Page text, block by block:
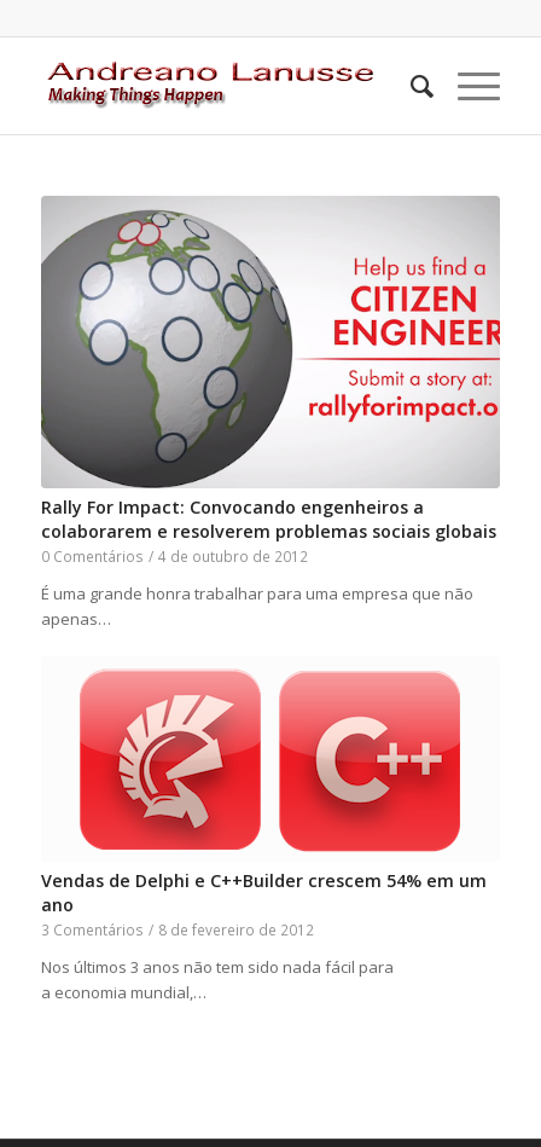
Rally For Impact: Convocando engenheiros a
colaborarem e resolverem problemas sociais globais
0 Comentários / 4 de outubro de 2012
É uma grande honra trabalhar para uma empresa que não
apenas…
Vendas de Delphi e C++Builder crescem 54% em um
ano
3 Comentários / 8 de fevereiro de 2012
Nos últimos 3 anos não tem sido nada fácil para
a economia mundial,…